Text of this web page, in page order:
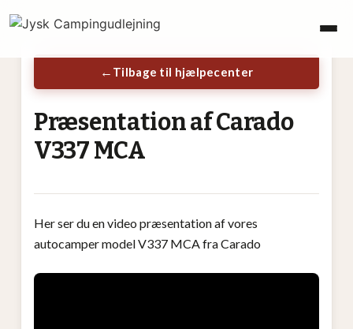
Tilbage til hjælpecenter
Præsentation af Carado
V337 MCA
Her ser du en video præsentation af vores
autocamper model V337 MCA fra Carado